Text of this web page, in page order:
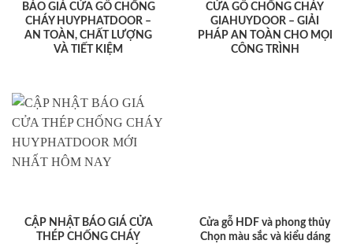
BÁO GIÁ CỬA GỖ CHỐNG
CHÁY HUYPHATDOOR –
AN TOÀN, CHẤT LƯỢNG
VÀ TIẾT KIỆM
CỬA GỖ CHỐNG CHÁY
GIAHUYDOOR – GIẢI
PHÁP AN TOÀN CHO MỌI
CÔNG TRÌNH
CẬP NHẬT BÁO GIÁ CỬA
THÉP CHỐNG CHÁY
Cửa gỗ HDF và phong thủy
Chọn màu sắc và kiểu dáng